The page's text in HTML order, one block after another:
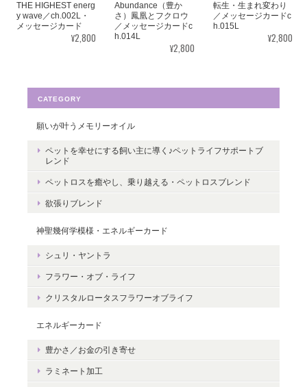
この度はご購入いただき、誠にありがと
うございました。気に入っていただけた
ようで嬉しいです。とても励みになりま
ありがとうございます。 いつの日かまた逢えることを楽しみにし
レビューありがとうございます。 ペット
さんとの絆をいつも感じていただけると
嬉しいです。＾＾
豊かさを受け取る♪豊かさ・豊かさの循環／エネルギーカード
2020/06/09
THE HIGHEST energ
y wave／ch.002L・
メッセージカード
¥2,800
Abundance（豊か
さ）鳳凰とフクロウ
／メッセージカードc
h.014L
¥2,800
転生・生まれ変わり
／メッセージカードc
h.015L
¥2,800
CATEGORY
願いが叶うメモリーオイル
ペットを幸せにする飼い主に導く♪ペットライフサポートブ
レンド
ペットロスを癒やし、乗り越える・ペットロスブレンド
欲張りブレンド
神聖幾何学模様・エネルギーカード
シュリ・ヤントラ
フラワー・オブ・ライフ
クリスタルロータスフラワーオブライフ
エネルギーカード
豊かさ／お金の引き寄せ
ラミネート加工